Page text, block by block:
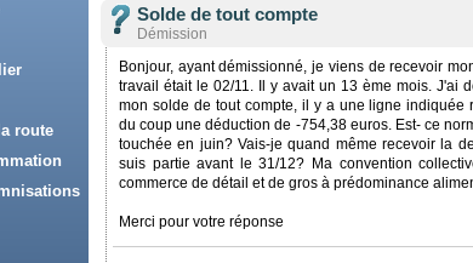
route
Solde de tout compte
Démission
Bonjour, ayant démissionné, je viens de recevoir
travail était le 02/11. Il y avait un 13 ème mois. J'ai
mon solde de tout compte, il y a une ligne
du coup une déduction de -754,38 euros. Est- ce
touchée en juin? Vais-je quand même recevoir la
suis partie avant le 31/12? Ma convention
commerce de détail et de gros à prédominance
Merci pour votre réponse